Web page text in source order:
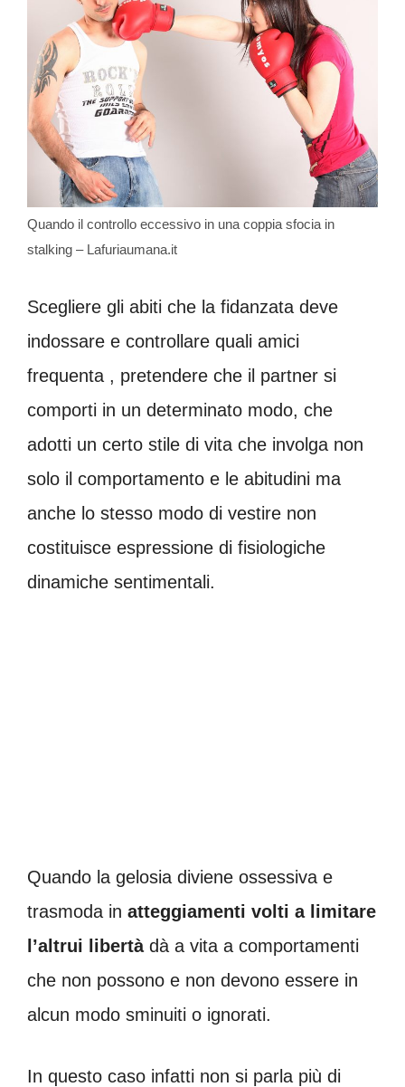
Quando il controllo eccessivo in una coppia sfocia in
stalking – Lafuriaumana.it
Scegliere gli abiti che la fidanzata deve
indossare e controllare quali amici
frequenta , pretendere che il partner si
comporti in un determinato modo, che
adotti un certo stile di vita che involga non
solo il comportamento e le abitudini ma
anche lo stesso modo di vestire non
costituisce espressione di fisiologiche
dinamiche sentimentali.
Quando la gelosia diviene ossessiva e
trasmoda in atteggiamenti volti a limitare
l’altrui libertàdà a vita a comportamenti
che non possono e non devono essere in
alcun modo sminuiti o ignorati.
In questo caso infatti non si parla più di